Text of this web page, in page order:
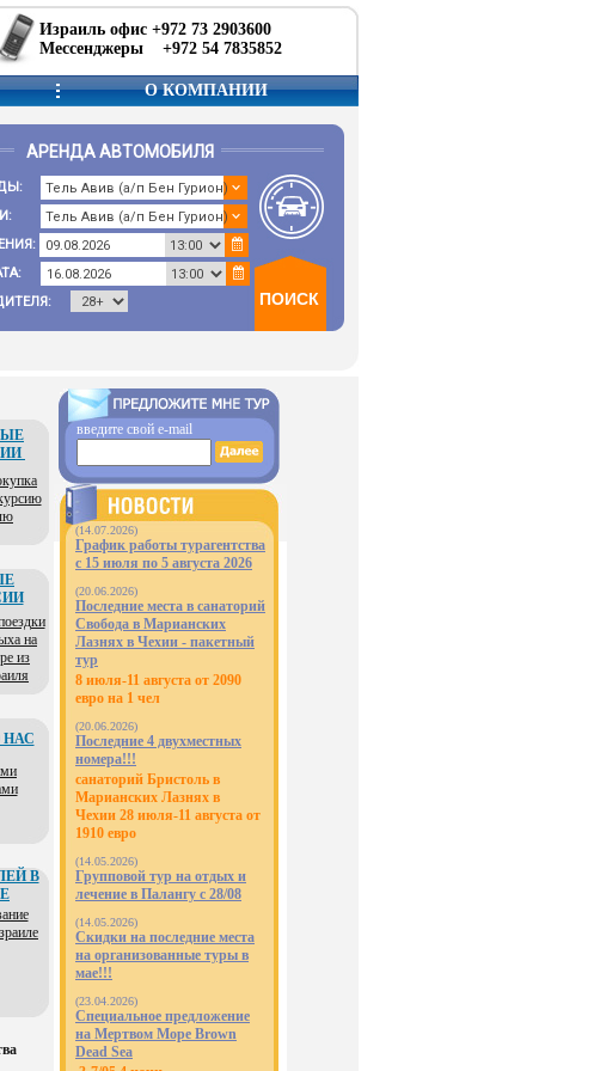
Израиль офис +972 73 2903600
Мессенджеры +972 54 7835852
О КОМПАНИИ
АРЕНДА АВТОМОБИЛЯ
В
введите свой e-mail
(14.07.2026)
График работы турагентства
с 15 июля по 5 августа 2026
(20.06.2026)
Последние места в санаторий
Свобода в Марианских
Лазнях в Чехии - пакетный
тур
8 июля-11 августа от 2090
евро на 1 чел
(20.06.2026)
Последние 4 двухместных
номера!!!
санаторий Бристоль в
Марианских Лазнях в
Чехии 28 июля-11 августа от
1910 евро
(14.05.2026)
Групповой тур на отдых и
лечение в Палангу с 28/08
(14.05.2026)
Скидки на последние места
на организованные туры в
мае!!!
(23.04.2026)
Специальное предложение
на Мертвом Море Brown
Dead Sea